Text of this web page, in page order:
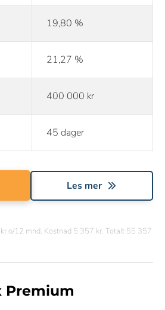
19,80 %
21,27 %
400 000 kr
45 dager
Les mer
o/12 mnd. Kostnad 5 357 kr. Totalt 55 357
Premium